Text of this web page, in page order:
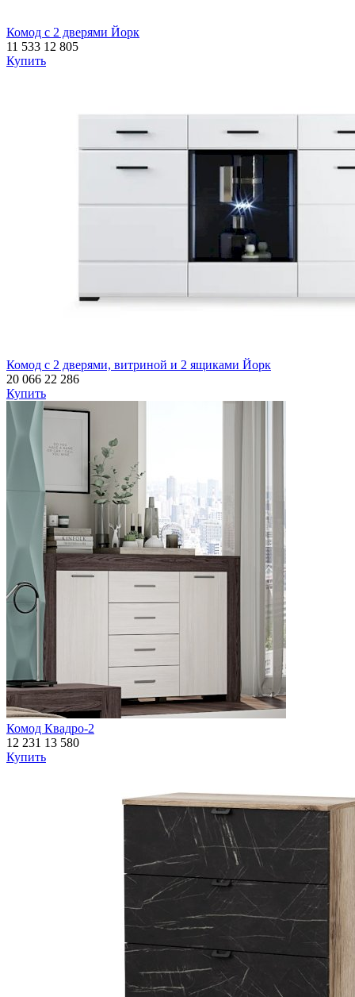
Комод с 2 дверями Йорк
11 533 12 805
Купить
Комод с 2 дверями, витриной и 2 ящиками Йорк
20 066 22 286
Купить
Комод Квадро-2
12 231 13 580
Купить